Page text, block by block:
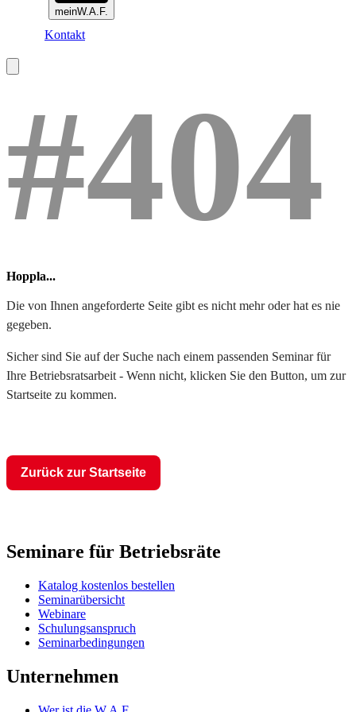
meinW.A.F.
Kontakt
#404
Hoppla...
Die von Ihnen angeforderte Seite gibt es nicht mehr oder hat es nie
gegeben.
Sicher sind Sie auf der Suche nach einem passenden Seminar für
Ihre Betriebsratsarbeit - Wenn nicht, klicken Sie den Button, um zur
Startseite zu kommen.
Zurück zur Startseite
Seminare für Betriebsräte
Katalog kostenlos bestellen
Seminarübersicht
Webinare
Schulungsanspruch
Seminarbedingungen
Unternehmen